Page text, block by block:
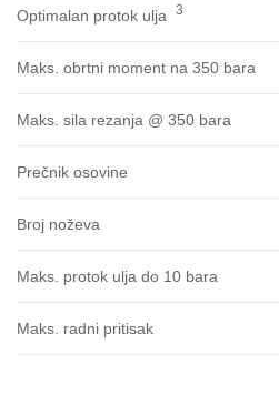
Optimalan protok ulja 3
Maks. obrtni moment na 350 bara
Maks. sila rezanja @ 350 bara
Prečnik osovine
Broj noževa
Maks. protok ulja do 10 bara
Maks. radni pritisak